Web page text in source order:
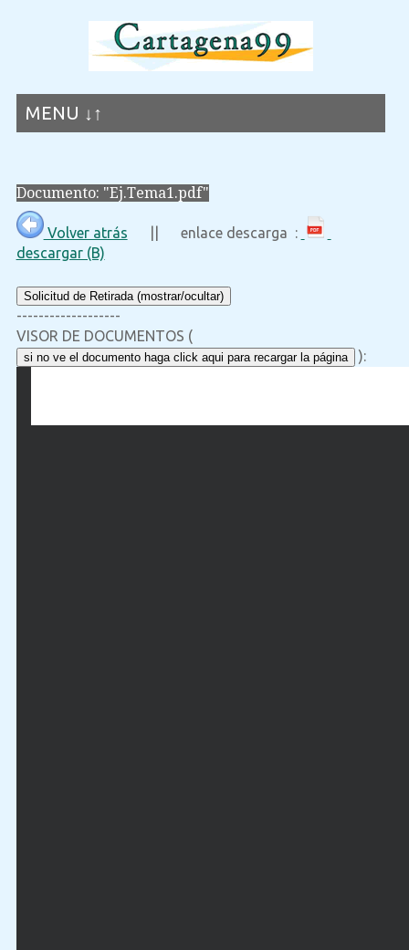
MENU ↓↑
Documento: "Ej.Tema1.pdf"
Volver atrás || enlace descarga :
descargar (B)
Solicitud de Retirada (mostrar/ocultar)
-------------------
VISOR DE DOCUMENTOS (
si no ve el documento haga click aqui para recargar la página ):